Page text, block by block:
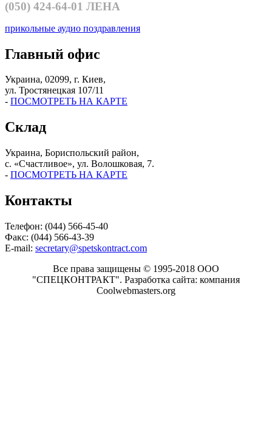
(050) 424-64-01 ЛЕНА
прикольные аудио поздравления
Главный офис
Украина, 02099, г. Киев,
ул. Тростянецкая 107/11
- ПОСМОТРЕТЬ НА КАРТЕ
Склад
Украина, Бориспольский район,
с. «Счастливое», ул. Волошковая, 7.
- ПОСМОТРЕТЬ НА КАРТЕ
Контакты
Телефон: (044) 566-45-40
Факс: (044) 566-43-39
E-mail: secretary@spetskontract.com
Все права защищены © 1995-2018 ООО
"СПЕЦКОНТРАКТ". Разработка сайта: компания
Coolwebmasters.org